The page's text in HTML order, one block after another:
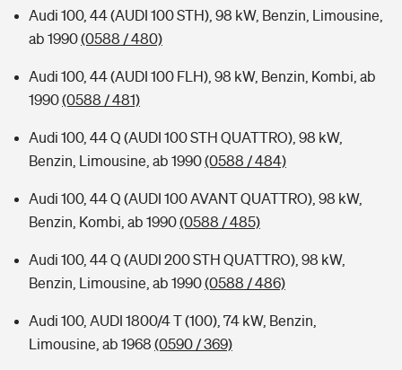
Audi 100, 44 (AUDI 100 STH), 98 kW, Benzin, Limousine,
ab 1990(0588 / 480)
Audi 100, 44 (AUDI 100 FLH), 98 kW, Benzin, Kombi, ab
1990(0588 / 481)
Audi 100, 44 Q (AUDI 100 STH QUATTRO), 98 kW,
Benzin, Limousine, ab 1990(0588 / 484)
Audi 100, 44 Q (AUDI 100 AVANT QUATTRO), 98 kW,
Benzin, Kombi, ab 1990(0588 / 485)
Audi 100, 44 Q (AUDI 200 STH QUATTRO), 98 kW,
Benzin, Limousine, ab 1990(0588 / 486)
Audi 100, AUDI 1800/4 T (100), 74 kW, Benzin,
Limousine, ab 1968 (0590 / 369)